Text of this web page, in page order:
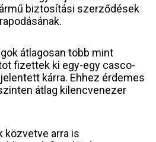
biztosítási szerződések
átlagosan több mint
fizettek ki egy-egy casco-
kárra. Ehhez érdemes
átlag kilencvenezer
közvetve arra is